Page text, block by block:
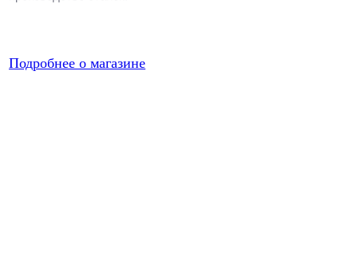
Подробнее о магазине